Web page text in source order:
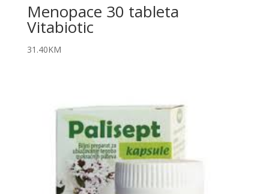
Menopace 30 tableta
Vitabiotic
31.40KM